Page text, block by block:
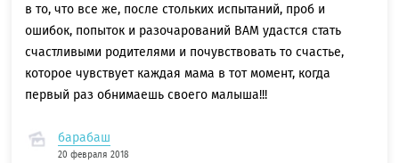
в то, что все же, после стольких испытаний, проб и
ошибок, попыток и разочарований ВАМ удастся стать
счастливыми родителями и почувствовать то счастье,
которое чувствует каждая мама в тот момент, когда
первый раз обнимаешь своего малыша!!!
барабаш
20 февраля 2018